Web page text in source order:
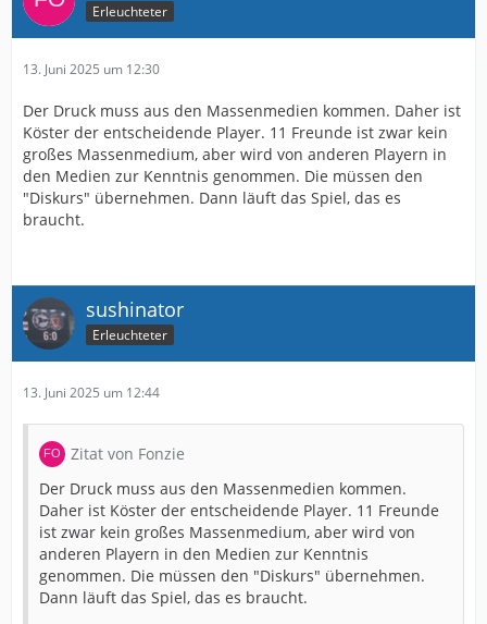
Erleuchteter
13. Juni 2025 um 12:30
Der Druck muss aus den Massenmedien kommen. Daher ist
Köster der entscheidende Player. 11 Freunde ist zwar kein
großes Massenmedium, aber wird von anderen Playern in
den Medien zur Kenntnis genommen. Die müssen den
"Diskurs" übernehmen. Dann läuft das Spiel, das es
braucht.
sushinator
Erleuchteter
13. Juni 2025 um 12:44
Zitat von Fonzie
Der Druck muss aus den Massenmedien kommen.
Daher ist Köster der entscheidende Player. 11 Freunde
ist zwar kein großes Massenmedium, aber wird von
anderen Playern in den Medien zur Kenntnis
genommen. Die müssen den "Diskurs" übernehmen.
Dann läuft das Spiel, das es braucht.